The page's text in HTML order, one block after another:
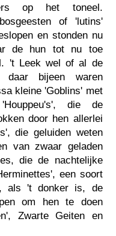
op het toneel.
of 'lutins'
en stonden nu
de hun tot nu toe
't Leek wel of al de
daar bijeen waren
kleine 'Goblins' met
die de
door hen allerlei
die geluiden weten
van zwaar geladen
die de nachtelijke
een soort
als 't donker is, de
om hen te doen
Zwarte Geiten en